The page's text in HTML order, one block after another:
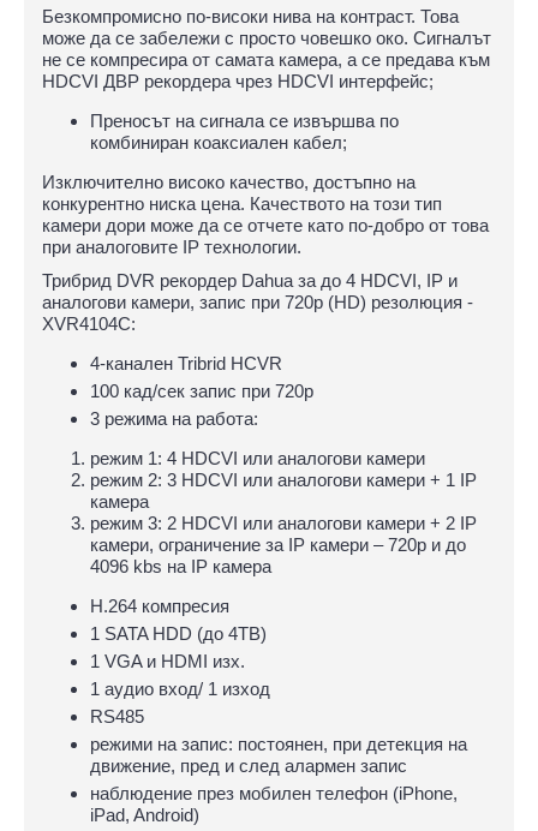
Безкомпромисно по-високи нива на контраст. Това
може да се забележи с просто човешко око. Сигналът
не се компресира от самата камера, а се предава към
HDCVI ДВР рекордера чрез HDCVI интерфейс;
Преносът на сигнала се извършва по
комбиниран коаксиален кабел;
Изключително високо качество, достъпно на
конкурентно ниска цена. Качеството на този тип
камери дори може да се отчете като по-добро от това
при аналоговите IP технологии.
Трибрид DVR рекордер Dahua за до 4 HDCVI, IP и
аналогови камери, запис при 720p (HD) резолюция -
XVR4104C:
4-канален Tribrid HCVR
100 кад/сек запис при 720р
3 режима на работа:
режим 1: 4 HDCVI или аналогови камери
режим 2: 3 HDCVI или аналогови камери + 1 IP
камера
режим 3: 2 HDCVI или аналогови камери + 2 IP
камери, ограничение за IP камери – 720р и до
4096 kbs на IP камера
H.264 компресия
1 SATA HDD (до 4TB)
1 VGA и HDMI изх.
1 аудио вход/ 1 изход
RS485
режими на запис: постоянен, при детекция на
движение, пред и след алармен запис
наблюдение през мобилен телефон (iPhone,
iPad, Android)